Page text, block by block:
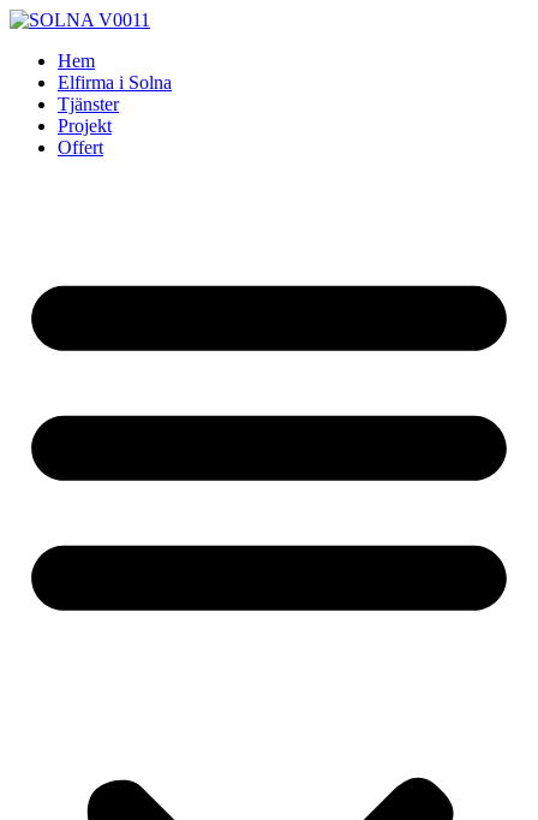
Skip
contentHem
Elfirma i Solna
Tjänster
Projekt
Offert